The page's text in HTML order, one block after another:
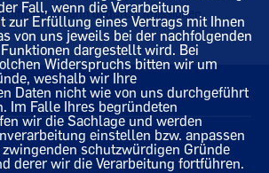
und kann dadurch Imissionen
Fall, wenn die Verarbeitung
zur Erfüllung eines Vertrags mit Ihnen
von uns jeweils bei der nachfolgenden
dargestellt wird. Bei
Widerspruchs bitten wir um
weshalb wir Ihre
Daten nicht wie von uns durchgeführt
Im Falle Ihres begründeten
wir die Sachlage und werden
einstellen bzw. anpassen
schutzwürdigen Gründe
derer wir die Verarbeitung fortführen.